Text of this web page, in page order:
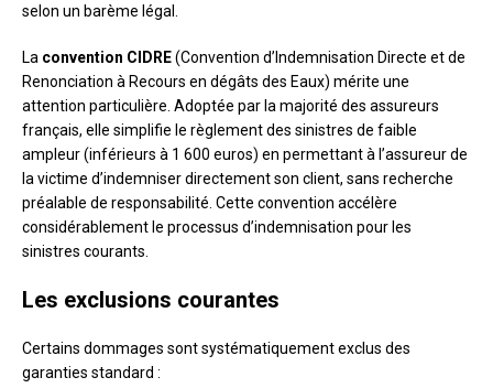
selon un barème légal.
La convention CIDRE(Convention d’Indemnisation Directe et de
Renonciation à Recours en dégâts des Eaux) mérite une
attention particulière. Adoptée par la majorité des assureurs
français, elle simplifie le règlement des sinistres de faible
ampleur (inférieurs à 1 600 euros) en permettant à l’assureur de
la victime d’indemniser directement son client, sans recherche
préalable de responsabilité. Cette convention accélère
considérablement le processus d’indemnisation pour les
sinistres courants.
Les exclusions courantes
Certains dommages sont systématiquement exclus des
garanties standard :